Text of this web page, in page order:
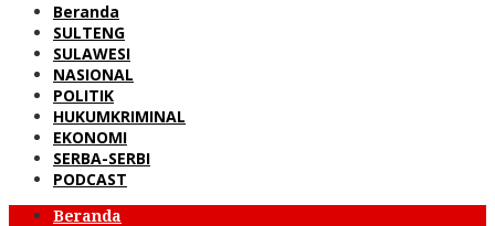
Beranda
SULTENG
SULAWESI
NASIONAL
POLITIK
HUKUMKRIMINAL
EKONOMI
SERBA-SERBI
PODCAST
Beranda